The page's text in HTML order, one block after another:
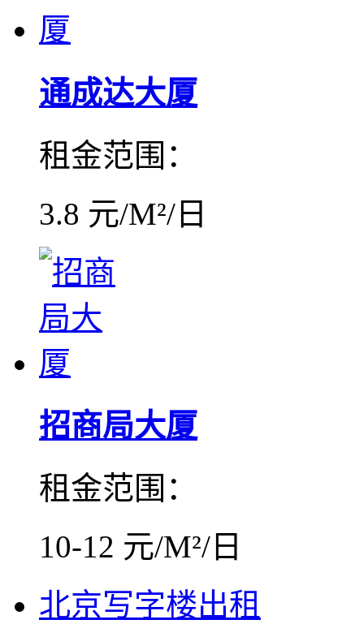
通成达大厦
租金范围：
3.8 元/M²/日
招商局大厦
租金范围：
10-12 元/M²/日
北京写字楼出租